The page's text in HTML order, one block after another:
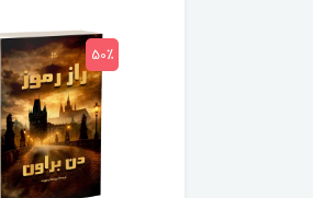
50٪